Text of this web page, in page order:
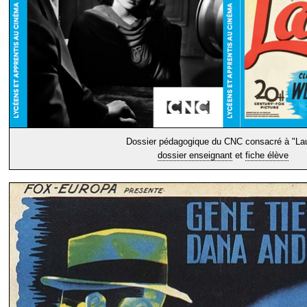
Dossier pédagogique du CNC consacré à
dossier enseignant et fiche élève